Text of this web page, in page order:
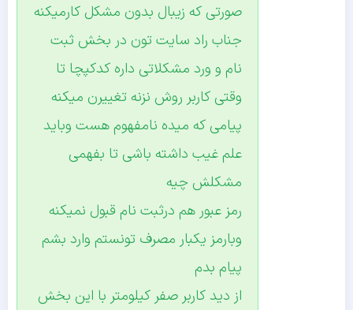
صورتی که زیبال بدون مشکل کارمیکنه
جناب راد سایت تون در بخش ثبت
نام و ورد مشکلاتی داره کدکپچا تا
وقتی کاربر روش نزنه تغییرن میکنه
پیامی که میده نامفهوم هست وباید
علم غیب داشته باشی تا بفهمی
مشکلش چیه
رمز عبور هم درثبت نام قبول نمیکنه
وبارمز یکبار مصرف تونستم وارد بشم
پیام بدم
از دید کاربر صفر کیلومتر با این بخش